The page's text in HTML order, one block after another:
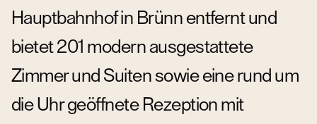
Hauptbahnhof in Brünn entfernt und
bietet 201 modern ausgestattete
Zimmer und Suiten sowie eine rund um
die Uhr geöffnete Rezeption mit